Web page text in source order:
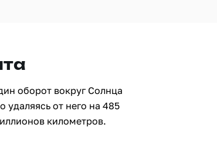
оборот вокруг Солнца
удаляясь от него на 485
километров.